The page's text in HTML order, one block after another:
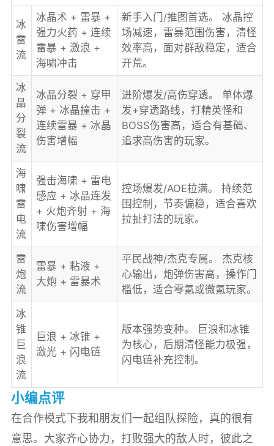
冰
雷
流
冰晶术 + 雷暴 +
强力火药 + 连续
雷暴 + 激浪 +
海啸冲击
新手入门/推图首选。 冰晶控
场减速，雷暴范围伤害，清怪
效率高，面对群敌稳定，适合
开荒。
冰
晶
分
裂
流
冰晶分裂 + 穿甲
弹 + 冰晶撞击 +
连续雷暴 + 冰晶
伤害增幅
进阶爆发/高伤穿透。 单体爆
发+穿透路线，打精英怪和
BOSS伤害高，适合有基础、
追求高伤害的玩家。
海
啸
雷
电
流
强击海啸 + 雷电
感应 + 冰晶连发
+ 火炮齐射 + 海
啸伤害增幅
控场爆发/AOE拉满。 持续范
围控制，节奏偏稳，适合喜欢
拉扯打法的玩家。
雷
炮
流
雷暴 + 粘液 +
大炮 + 雷暴术
平民战神/杰克专属。 杰克核
心输出，炮弹伤害高，操作门
槛低，适合零氪或微氪玩家。
冰
锥
巨
浪
流
巨浪 + 冰锥 +
激光 + 闪电链
版本强势变种。 巨浪和冰锥
为核心，后期清怪能力极强，
闪电链补充控制。
小编点评
在合作模式下我和朋友们一起组队探险，真的很有
意思。大家齐心协力，打败强大的敌人时，彼此之